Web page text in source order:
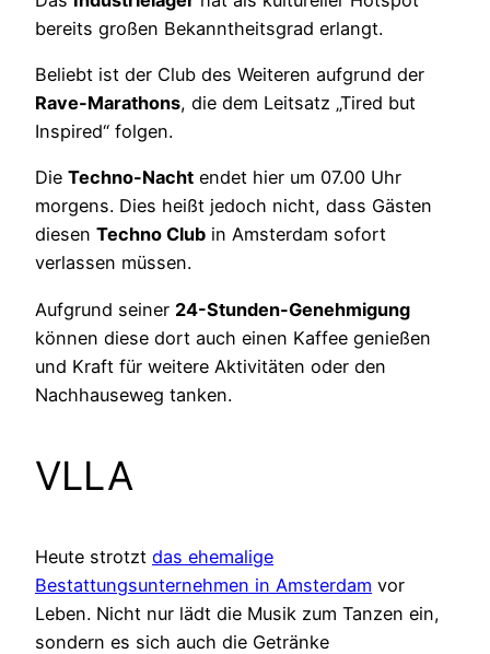
bereits großen Bekanntheitsgrad erlangt.
Beliebt ist der Club des Weiteren aufgrund der
Rave-Marathons, die dem Leitsatz „Tired but
Inspired“ folgen.
Die Techno-Nacht endet hier um 07.00 Uhr
morgens. Dies heißt jedoch nicht, dass Gästen
diesen Techno Club in Amsterdam sofort
verlassen müssen.
Aufgrund seiner 24-Stunden-Genehmigung
können diese dort auch einen Kaffee genießen
und Kraft für weitere Aktivitäten oder den
Nachhauseweg tanken.
VLLA
Heute strotzt das ehemalige
Bestattungsunternehmen in Amsterdam vor
Leben. Nicht nur lädt die Musik zum Tanzen ein,
sondern es sich auch die Getränke